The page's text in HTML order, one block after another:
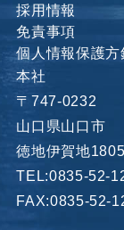
採用情報
免責事項
個人情報保護方
本社
〒747-0232
山口県山口市
徳地伊賀地1805
TEL:0835-52-
FAX:0835-52-